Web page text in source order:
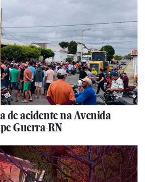
de acidente na Avenida
Guerra-RN